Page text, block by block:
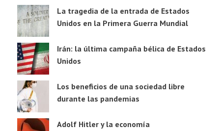
La tragedia de la entrada de Estados
Unidos en la Primera Guerra Mundial
Irán: la última campaña bélica de Estados
Unidos
Los beneficios de una sociedad libre
durante las pandemias
Adolf Hitler y la economía